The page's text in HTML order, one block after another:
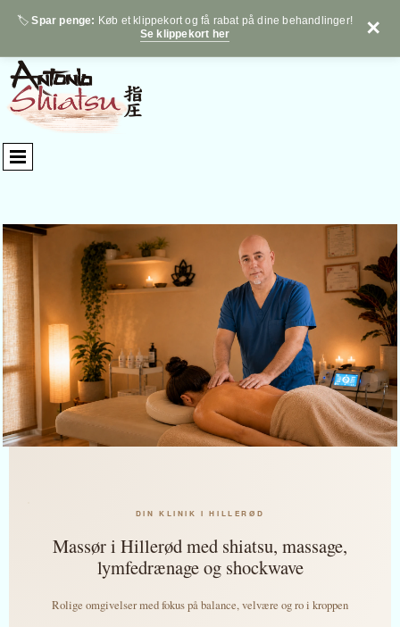
DIN KLINIK I HILLERØD
Massør i Hillerød med shiatsu, massage,
lymfedrænage og shockwave
Rolige omgivelser med fokus på balance, velvære og ro i kroppen
🏷️Spar penge: Køb et klippekort og få rabat på dine behandlinger!
Se klippekort her
✕